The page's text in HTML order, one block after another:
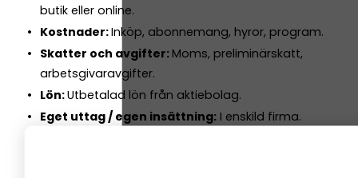
butik eller online.
Kostnader:Inköp, abonnemang, hyror, program.
Skatter och avgifter: Moms, preliminärskatt,
arbetsgivaravgifter.
Lön:Utbetalad lön från aktiebolag.
Eget uttag / egen insättning:I enskild firma.